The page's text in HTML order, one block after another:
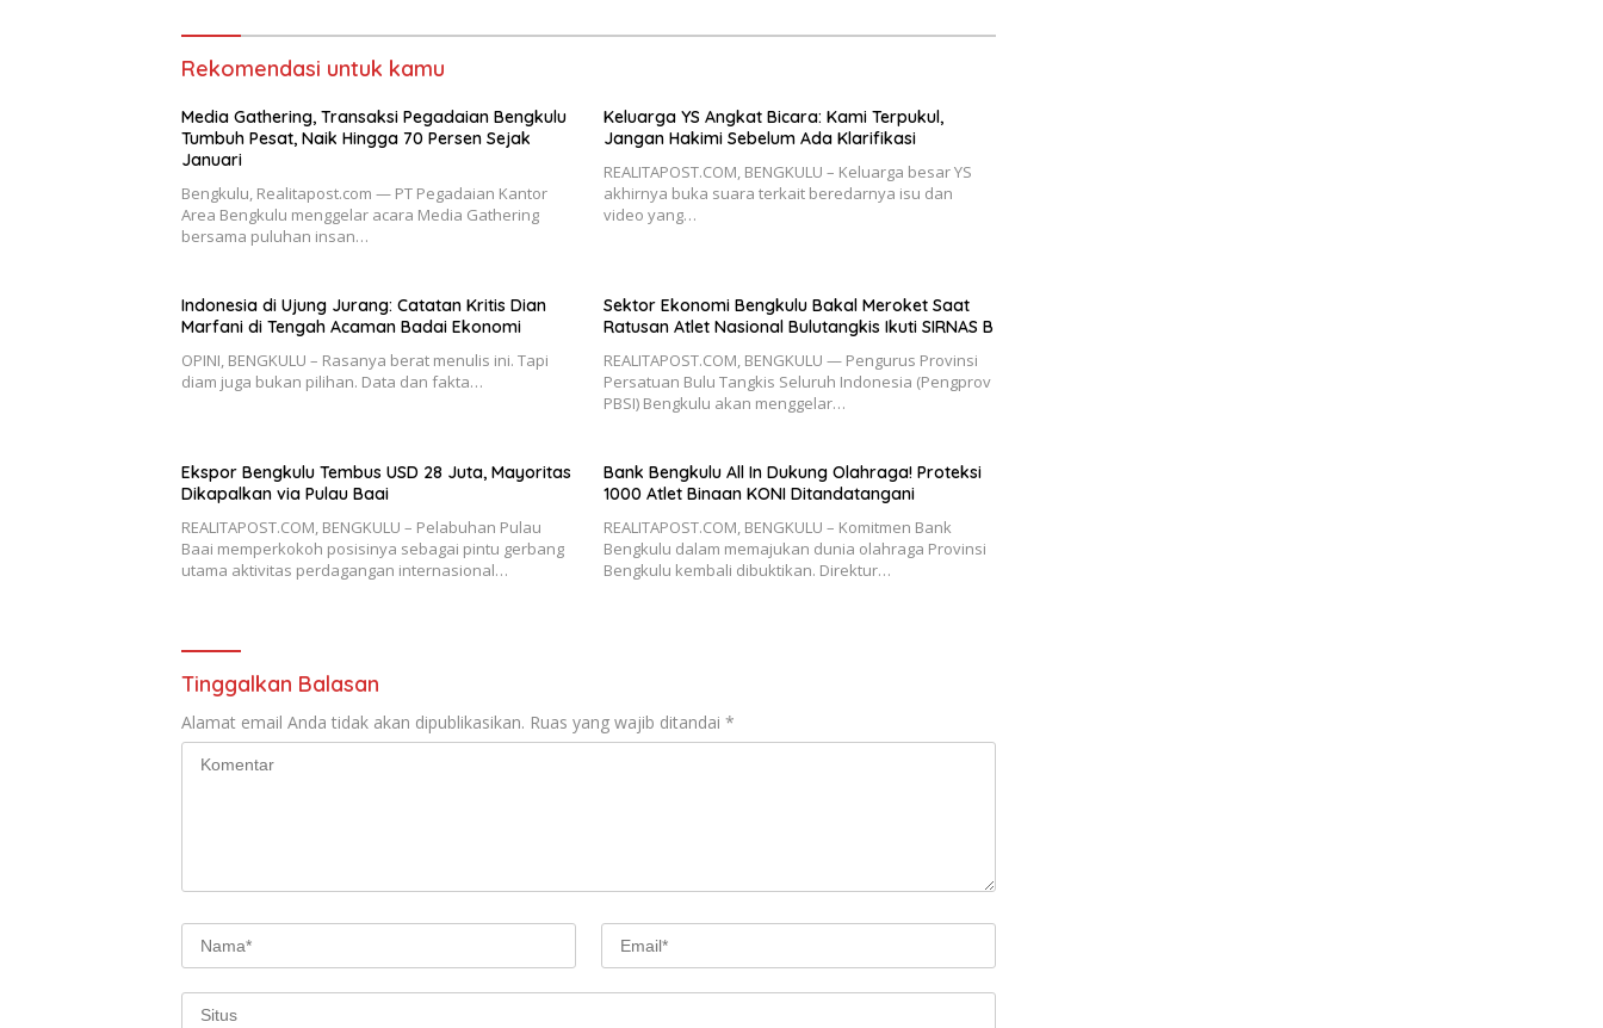
Rekomendasi untuk kamu
Media Gathering, Transaksi Pegadaian Bengkulu
Tumbuh Pesat, Naik Hingga 70 Persen Sejak
Januari
Bengkulu, Realitapost.com — PT Pegadaian Kantor
Area Bengkulu menggelar acara Media Gathering
bersama puluhan insan…
Keluarga YS Angkat Bicara: Kami Terpukul,
Jangan Hakimi Sebelum Ada Klarifikasi
REALITAPOST.COM, BENGKULU – Keluarga besar YS
akhirnya buka suara terkait beredarnya isu dan
video yang…
Indonesia di Ujung Jurang: Catatan Kritis Dian
Marfani di Tengah Acaman Badai Ekonomi
OPINI, BENGKULU – Rasanya berat menulis ini. Tapi
diam juga bukan pilihan. Data dan fakta…
Sektor Ekonomi Bengkulu Bakal Meroket Saat
Ratusan Atlet Nasional Bulutangkis Ikuti SIRNAS B
REALITAPOST.COM, BENGKULU — Pengurus Provinsi
Persatuan Bulu Tangkis Seluruh Indonesia (Pengprov
PBSI) Bengkulu akan menggelar…
Ekspor Bengkulu Tembus USD 28 Juta, Mayoritas
Dikapalkan via Pulau Baai
REALITAPOST.COM, BENGKULU – Pelabuhan Pulau
Baai memperkokoh posisinya sebagai pintu gerbang
utama aktivitas perdagangan internasional…
Bank Bengkulu All In Dukung Olahraga! Proteksi
1000 Atlet Binaan KONI Ditandatangani
REALITAPOST.COM, BENGKULU – Komitmen Bank
Bengkulu dalam memajukan dunia olahraga Provinsi
Bengkulu kembali dibuktikan. Direktur…
Tinggalkan Balasan
Alamat email Anda tidak akan dipublikasikan. Ruas yang wajib ditandai *